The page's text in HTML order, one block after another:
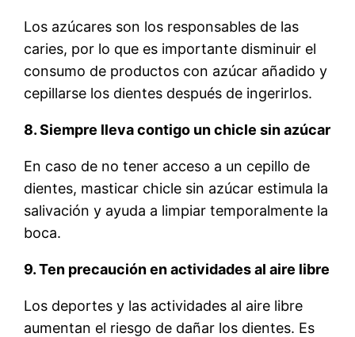
Los azúcares son los responsables de las
caries, por lo que es importante disminuir el
consumo de productos con azúcar añadido y
cepillarse los dientes después de ingerirlos.
8. Siempre lleva contigo un chicle sin azúcar
En caso de no tener acceso a un cepillo de
dientes, masticar chicle sin azúcar estimula la
salivación y ayuda a limpiar temporalmente la
boca.
9. Ten precaución en actividades al aire libre
Los deportes y las actividades al aire libre
aumentan el riesgo de dañar los dientes. Es